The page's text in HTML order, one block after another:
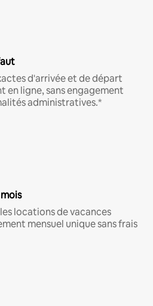
d'arrivée et de départ
en ligne, sans engagement
administratives.*
locations de vacances
mensuel unique sans frais